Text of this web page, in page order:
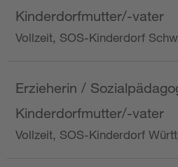
Kinderdorfmutter/-vater
Vollzeit, SOS-Kinderdorf
Erzieherin /
Kinderdorfmutter/-vater
Vollzeit, SOS-Kinderdorf